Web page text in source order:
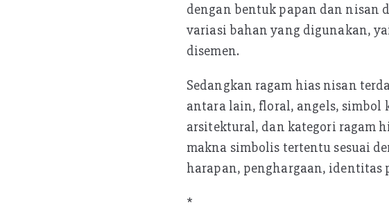
dengan bentuk papan dan nisan
variasi bahan yang digunakan,
disemen.
Sedangkan ragam hias nisan
antara lain, floral, angels,
arsitektural, dan kategori ragam
makna simbolis tertentu sesuai
harapan, penghargaan, identitas
*